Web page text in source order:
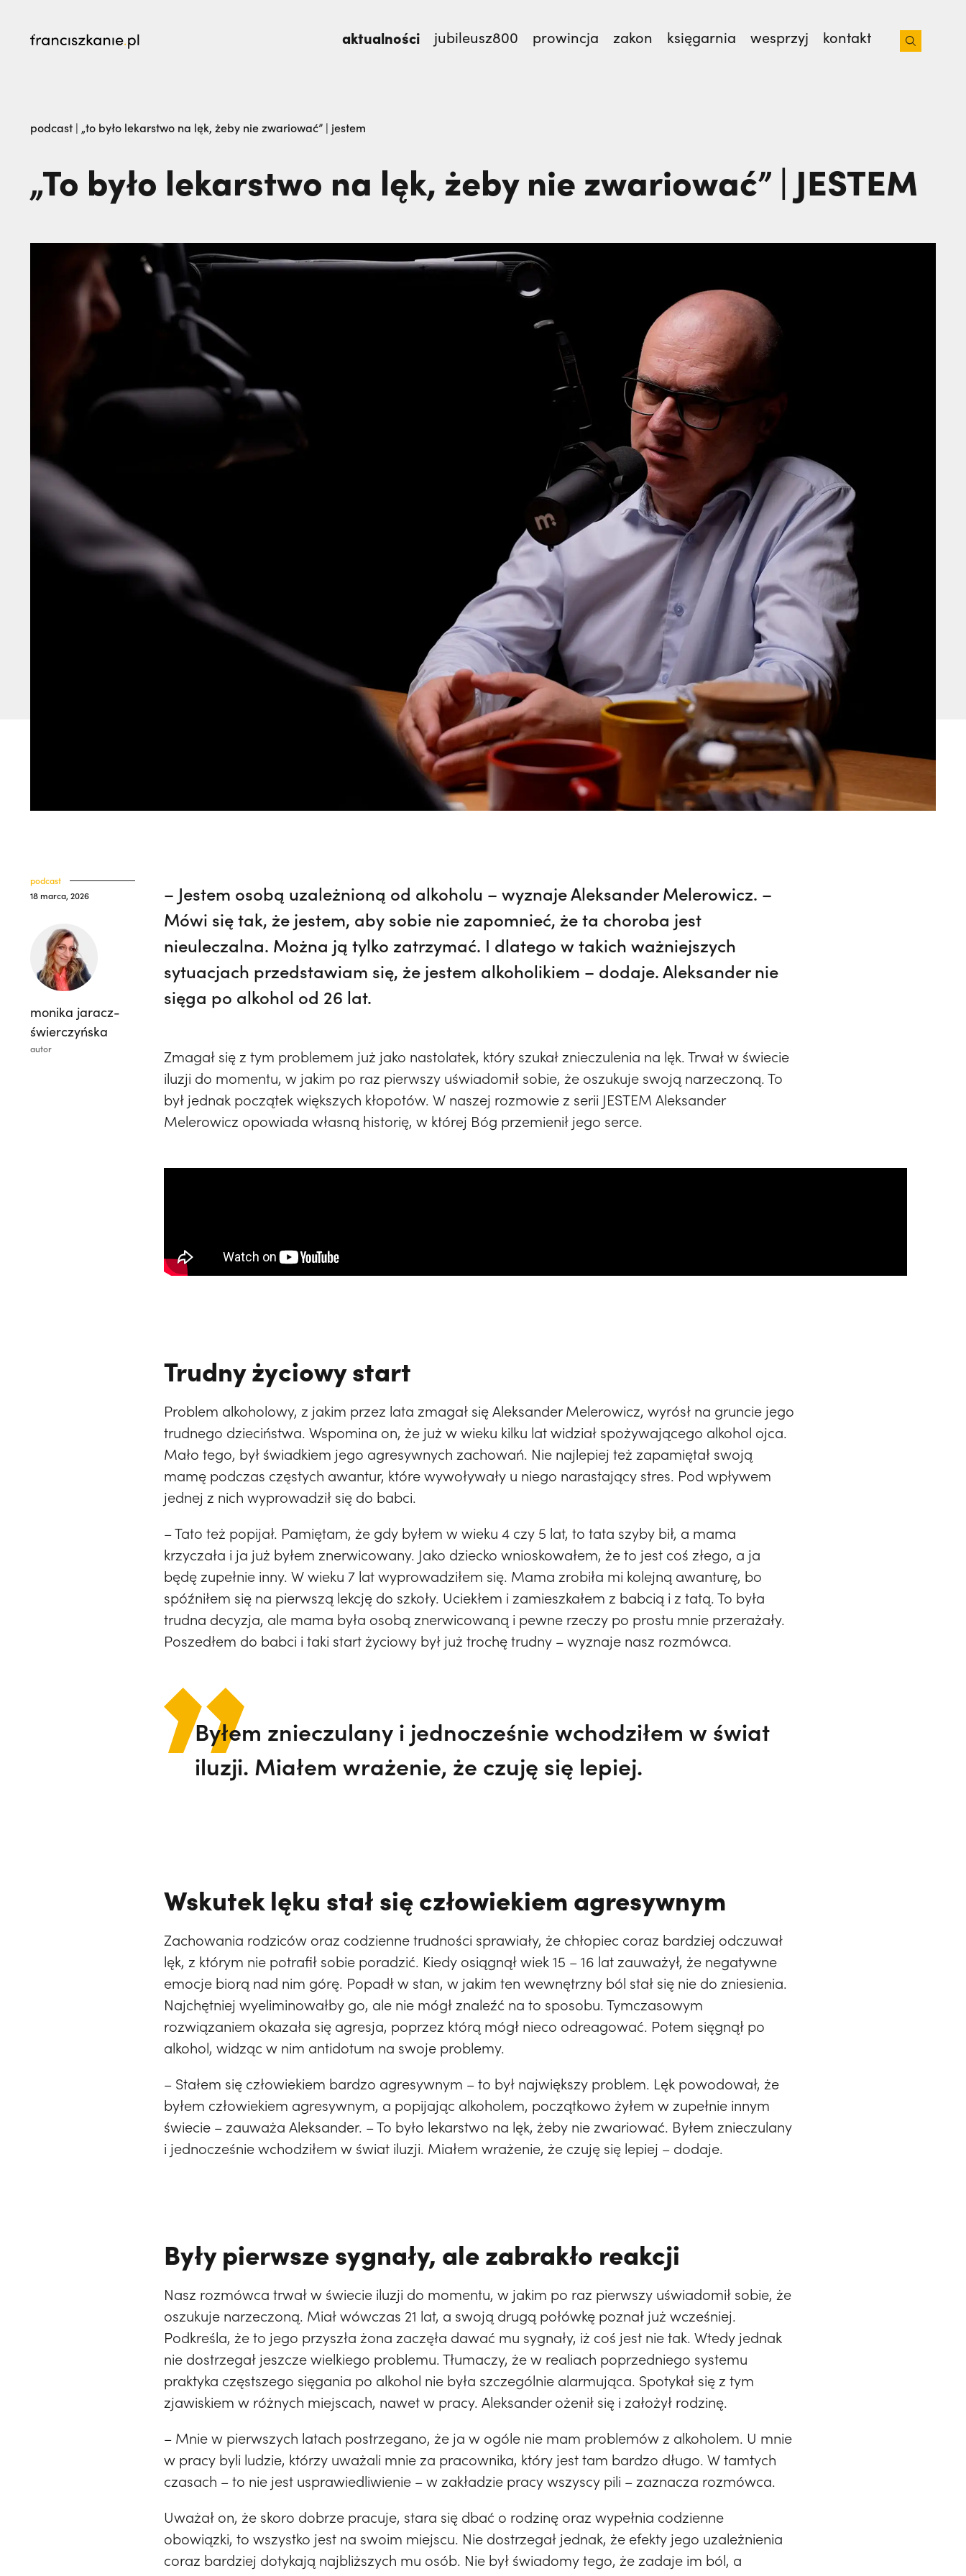
aktualności jubileusz800 prowincja zakon księgarnia wesprzyj kontakt
Kalwaria Pacławska zaprasza na Wielki Odpust.,Nigdy nie przestać ufać (Mt 14, 22-33) | o. Zdzisław Kijas,
podcast | „to było lekarstwo na lęk, żeby nie zwariować” | jestem
„To było lekarstwo na lęk, żeby nie zwariować” | JESTEM
podcast
18 marca, 2026
monika jaracz-
świerczyńska
autor
– Jestem osobą uzależnioną od alkoholu – wyznaje Aleksander Melerowicz. –
Mówi się tak, że jestem, aby sobie nie zapomnieć, że ta choroba jest
nieuleczalna. Można ją tylko zatrzymać. I dlatego w takich ważniejszych
sytuacjach przedstawiam się, że jestem alkoholikiem – dodaje. Aleksander nie
sięga po alkohol od 26 lat.
Zmagał się z tym problemem już jako nastolatek, który szukał znieczulenia na lęk. Trwał w świecie
iluzji do momentu, w jakim po raz pierwszy uświadomił sobie, że oszukuje swoją narzeczoną. To
był jednak początek większych kłopotów. W naszej rozmowie z serii JESTEM Aleksander
Melerowicz opowiada własną historię, w której Bóg przemienił jego serce.
Trudny życiowy start
Problem alkoholowy, z jakim przez lata zmagał się Aleksander Melerowicz, wyrósł na gruncie jego
trudnego dzieciństwa. Wspomina on, że już w wieku kilku lat widział spożywającego alkohol ojca.
Mało tego, był świadkiem jego agresywnych zachowań. Nie najlepiej też zapamiętał swoją
mamę podczas częstych awantur, które wywoływały u niego narastający stres. Pod wpływem
jednej z nich wyprowadził się do babci.
– Tato też popijał. Pamiętam, że gdy byłem w wieku 4 czy 5 lat, to tata szyby bił, a mama
krzyczała i ja już byłem znerwicowany. Jako dziecko wnioskowałem, że to jest coś złego, a ja
będę zupełnie inny. W wieku 7 lat wyprowadziłem się. Mama zrobiła mi kolejną awanturę, bo
spóźniłem się na pierwszą lekcję do szkoły. Uciekłem i zamieszkałem z babcią i z tatą. To była
trudna decyzja, ale mama była osobą znerwicowaną i pewne rzeczy po prostu mnie przerażały.
Poszedłem do babci i taki start życiowy był już trochę trudny – wyznaje nasz rozmówca.
Byłem znieczulany i jednocześnie wchodziłem w świat
iluzji. Miałem wrażenie, że czuję się lepiej.
Wskutek lęku stał się człowiekiem agresywnym
Zachowania rodziców oraz codzienne trudności sprawiały, że chłopiec coraz bardziej odczuwał
lęk, z którym nie potrafił sobie poradzić. Kiedy osiągnął wiek 15 – 16 lat zauważył, że negatywne
emocje biorą nad nim górę. Popadł w stan, w jakim ten wewnętrzny ból stał się nie do zniesienia.
Najchętniej wyeliminowałby go, ale nie mógł znaleźć na to sposobu. Tymczasowym
rozwiązaniem okazała się agresja, poprzez którą mógł nieco odreagować. Potem sięgnął po
alkohol, widząc w nim antidotum na swoje problemy.
– Stałem się człowiekiem bardzo agresywnym – to był największy problem. Lęk powodował, że
byłem człowiekiem agresywnym, a popijając alkoholem, początkowo żyłem w zupełnie innym
świecie – zauważa Aleksander. – To było lekarstwo na lęk, żeby nie zwariować. Byłem znieczulany
i jednocześnie wchodziłem w świat iluzji. Miałem wrażenie, że czuję się lepiej – dodaje.
Były pierwsze sygnały, ale zabrakło reakcji
Nasz rozmówca trwał w świecie iluzji do momentu, w jakim po raz pierwszy uświadomił sobie, że
oszukuje narzeczoną. Miał wówczas 21 lat, a swoją drugą połówkę poznał już wcześniej.
Podkreśla, że to jego przyszła żona zaczęła dawać mu sygnały, iż coś jest nie tak. Wtedy jednak
nie dostrzegał jeszcze wielkiego problemu. Tłumaczy, że w realiach poprzedniego systemu
praktyka częstszego sięgania po alkohol nie była szczególnie alarmująca. Spotykał się z tym
zjawiskiem w różnych miejscach, nawet w pracy. Aleksander ożenił się i założył rodzinę.
– Mnie w pierwszych latach postrzegano, że ja w ogóle nie mam problemów z alkoholem. U mnie
w pracy byli ludzie, którzy uważali mnie za pracownika, który jest tam bardzo długo. W tamtych
czasach – to nie jest usprawiedliwienie – w zakładzie pracy wszyscy pili – zaznacza rozmówca.
Uważał on, że skoro dobrze pracuje, stara się dbać o rodzinę oraz wypełnia codzienne
obowiązki, to wszystko jest na swoim miejscu. Nie dostrzegał jednak, że efekty jego uzależnienia
coraz bardziej dotykają najbliższych mu osób. Nie był świadomy tego, że zadaje im ból, a